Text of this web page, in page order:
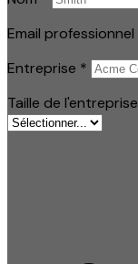
Email professionnel
Entreprise *
Taille de l'entreprise